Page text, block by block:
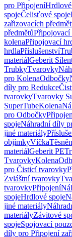
pro Připojení
spojeČelisťové spoje
zařizovacích
předmětůPřipojovací
kolenaPřipojovací
hrdlaPříslušenství
materiálGeberit
TrubkyTvarovky
pro KolenaOdbočky
díly pro Redukce
tvarovkyTvarovky
SuperTubeKolena
pro Odbočky
spojeNáhradní díly
jiné materiály
objímkyVíčka
materiálGeberit PE
TvarovkyKolena
pro Čisticí tvarovky
Zvláštní tvarovky
tvarovkyPřipojení
spojeHrdlové spoje
jiné materiály
materiályZávitové
spojeSpojovací
díly pro Připojení